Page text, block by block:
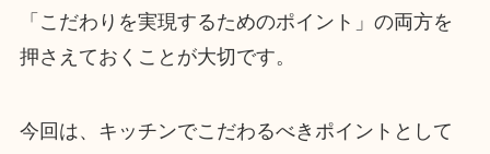
「こだわりを実現するためのポイント」の両方を
押さえておくことが大切です。
今回は、キッチンでこだわるべきポイントとして